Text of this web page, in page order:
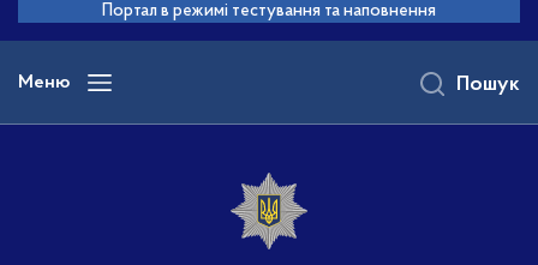
основного
вмісту
Портал в режимі тестування та наповнення
Меню Пошук